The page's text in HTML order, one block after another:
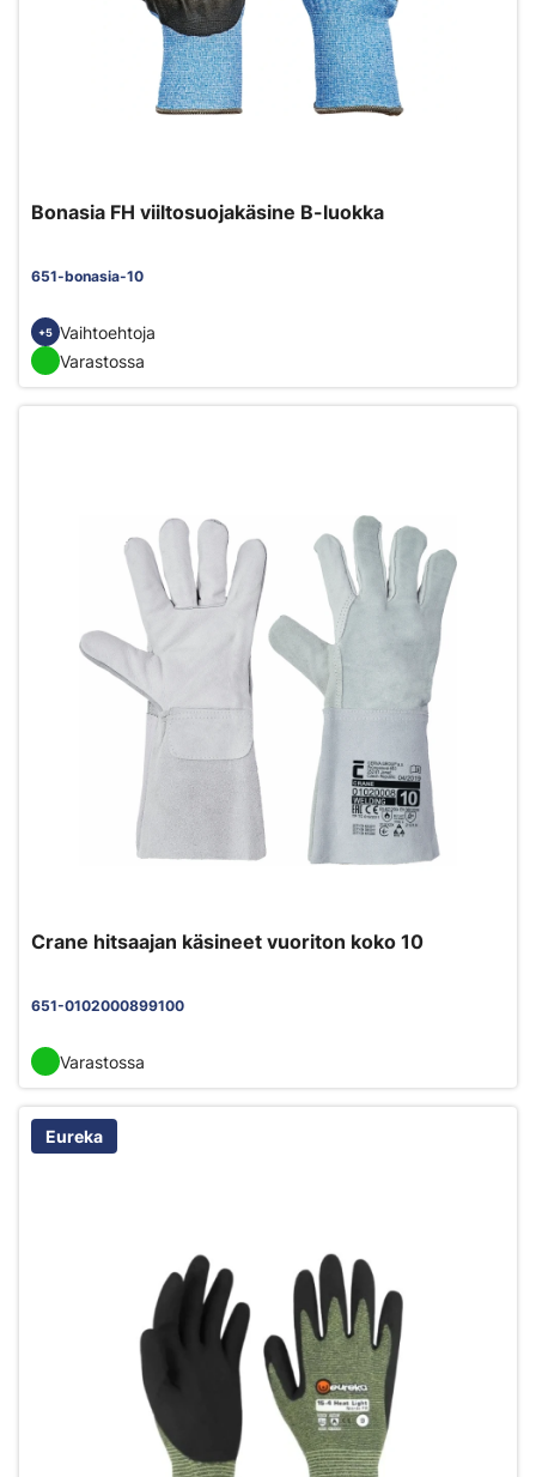
Bonasia FH viiltosuojakäsine B-luokka
651-bonasia-10
+5 Vaihtoehtoja
Varastossa
Crane hitsaajan käsineet vuoriton koko 10
651-0102000899100
Varastossa
Eureka